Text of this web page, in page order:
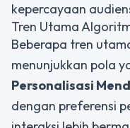
kepercayaan
Tren Utama
Beberapa tren
menunjukkan pola
Personalisasi
dengan preferensi